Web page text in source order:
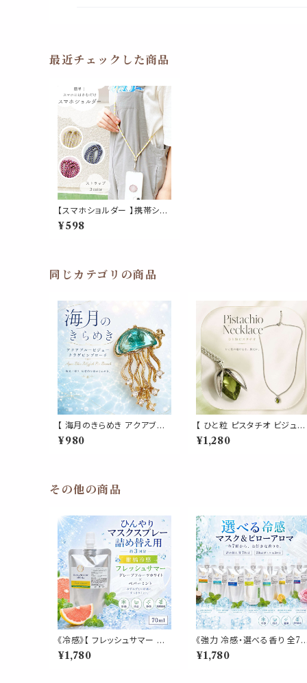
最近チェックした商品
【スマホショルダー 】携帯ショ
ルダー 肩掛け ストラップ 斜め
掛け ネックストラップ 携帯 手
¥598
同じカテゴリの商品
【 海月のきらめき アクアブル
ービジュー クラゲピンブロー
チ 】ゴールド ブルー クリアス
ッグ 帽子 ジャケット ワンポイ
¥980
【 ひと粒 ピスタチオ ビジュー
ネックレス 】ピスタチオモチー
フ グリーン シルバーカラー
¥1,280
その他の商品
《冷感》【 フレッシュサマー 詰
め替え用 70ml 】マスク & ピ
ロー アロマ｜グレープフルー
¥1,780
《強力 冷感・選べる香り 全7
種》【マスク＆ピローアロマ 詰
め替え用 70ml 】天然薄荷 ア
¥1,780